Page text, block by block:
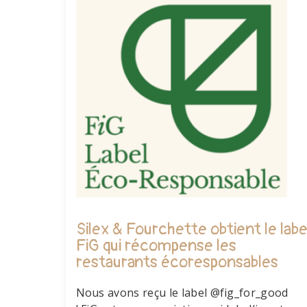
Silex & Fourchette obtient le
FiG qui récompense les
restaurants écoresponsables
Nous avons reçu le label @fig_for_good